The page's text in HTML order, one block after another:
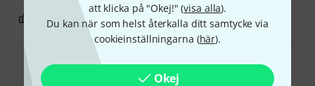
att klicka på "Okej!" (visa alla).
Du kan när som helst återkalla ditt samtycke via
cookieinställningarna (här).
Okej
ANMÄL RECENSION
Läs alla recensioner